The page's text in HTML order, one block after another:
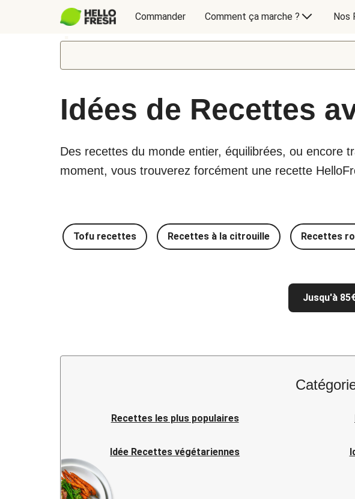
Commander Comment ça marche ? Nos
Idées de Recettes
Des recettes du monde entier, équilibrées, ou encore
moment, vous trouverez forcément une recette
Tofu recettes Recettes à la citrouille Recettes
Jusqu'à
Recettes les plus populaires
Idée Recettes végétariennes